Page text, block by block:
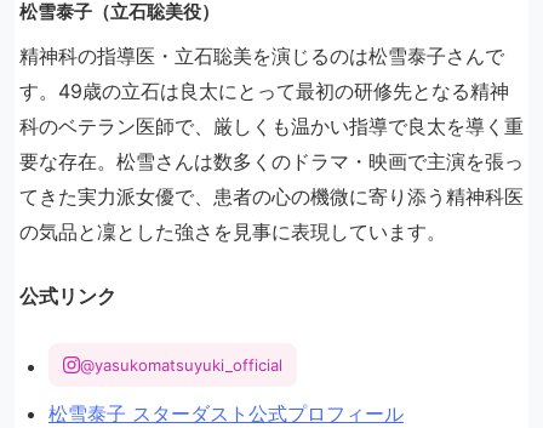
松雪泰子（立石聡美役）
精神科の指導医・立石聡美を演じるのは松雪泰子さんで
す。49歳の立石は良太にとって最初の研修先となる精神
科のベテラン医師で、厳しくも温かい指導で良太を導く重
要な存在。松雪さんは数多くのドラマ・映画で主演を張っ
てきた実力派女優で、患者の心の機微に寄り添う精神科医
の気品と凜とした強さを見事に表現しています。
公式リンク
@yasukomatsuyuki_official
松雪泰子 スターダスト公式プロフィール